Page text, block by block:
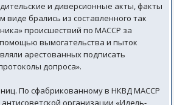
и диверсионные акты, факты
брались из составленного так
происшествий по МАССР за
помощью вымогательства и пыток
арестованных подписать
допроса».
По сфабрикованному в НКВД МАССР
организации «Идель-